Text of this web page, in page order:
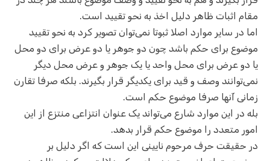
مقام اثبات ظاهر دلیل اخذ به نحو تقیید است.
اما در سایر موارد اصلا ثبوتا نمی‌توان تصویر کرد به نحو تقیید
موضوع برای حکم باشد چون دو جوهر یا دو عرض برای دو محل
یا دو عرض برای محل واحد یا یک جوهر و عرض محل دیگر
نمی‌توانند وصف و قید برای یکدیگر قرار بگیرند. بلکه صرفا تقارن
زمانی آنها صرفا موضوع حکم است.
بله در این موارد شارع می‌تواند یک عنوان انتزاعی منتزع از این
امور متعدد را موضوع حکم قرار بدهد.
در حقیقت حرف مرحوم نایینی این است که اگر دلیل بر